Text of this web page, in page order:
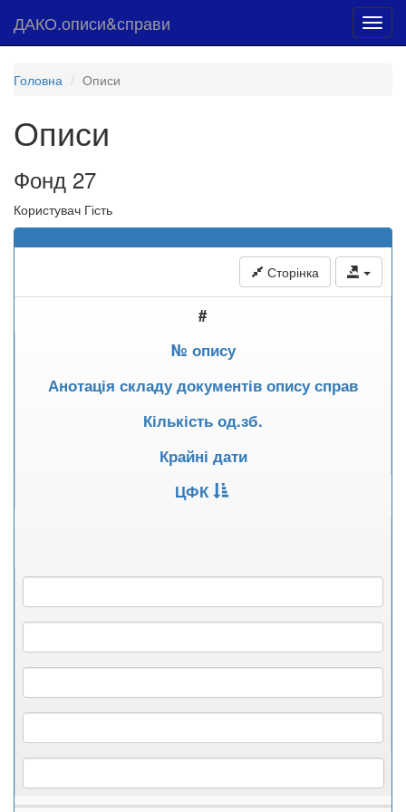
ДАКО.описи&справи
Головна Описи
Описи
Фонд 27
Користувач Гість
Сторінка
#
№ опису
Анотація складу документів опису справ
Кількість од.зб.
Крайні дати
ЦФК